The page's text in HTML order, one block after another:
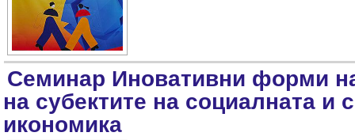
Семинар Иновативни форми
на субектите на социалната и
икономика